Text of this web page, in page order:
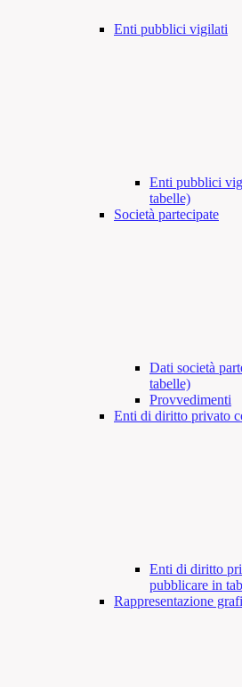
Enti pubblici vigilati
Enti pubblici
tabelle)
Società partecipate
Dati società
tabelle)
Provvedimenti
Enti di diritto privato
Enti di diritto
pubblicare in
Rappresentazione